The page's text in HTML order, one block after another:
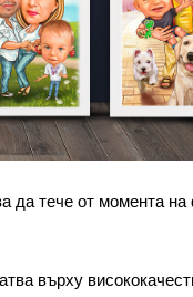
да тече от момента
върху